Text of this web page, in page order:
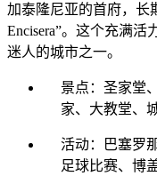
加泰隆尼亚的首府，长
Encisera”。这个充满活
迷人的城市之一。
景点：圣家堂
家、大教堂、
活动：巴塞罗
足球比赛、博